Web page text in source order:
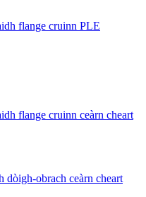
flange cruinn PLE
flange cruinn ceàrn cheart
dòigh-obrach ceàrn cheart